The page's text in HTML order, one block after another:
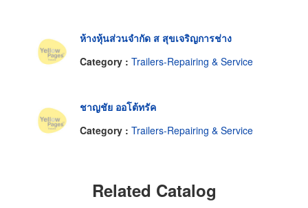
ห้างหุ้นส่วนจำกัด ส สุขเจริญการช่าง
Category : Trailers-Repairing & Service
ชาญชัย ออโต้ทรัค
Category : Trailers-Repairing & Service
Related Catalog